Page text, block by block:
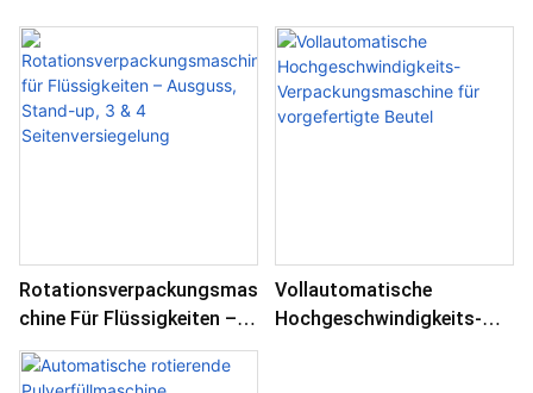
Rotationsverpackungsmas
Chine Für Flüssigkeiten –
Ausguss, Stand-Up, 3 & 4
Seitenversiegelung
Vollautomatische
Hochgeschwindigkeits-